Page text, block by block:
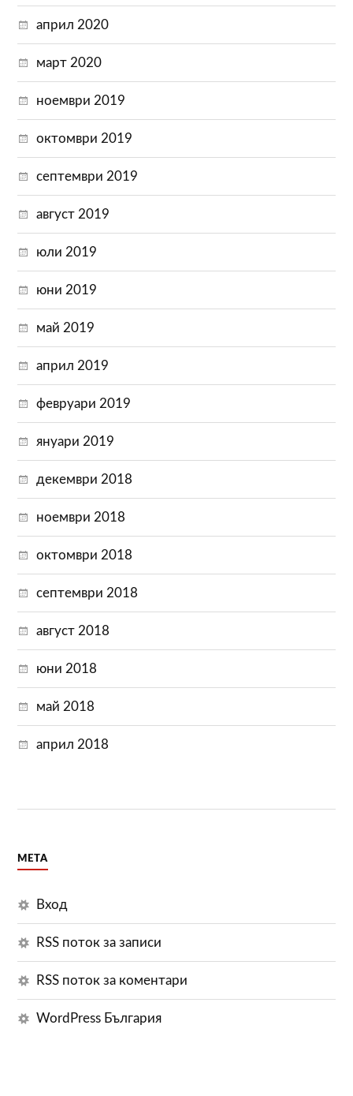
април 2020
март 2020
ноември 2019
октомври 2019
септември 2019
август 2019
юли 2019
юни 2019
май 2019
април 2019
февруари 2019
януари 2019
декември 2018
ноември 2018
октомври 2018
септември 2018
август 2018
юни 2018
май 2018
април 2018
МЕТА
Вход
RSS поток за записи
RSS поток за коментари
WordPress България